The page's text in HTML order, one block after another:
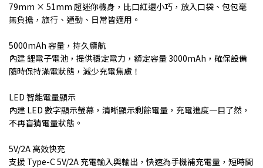
79mm × 51mm 超迷你機身，比口紅還小巧，放入口袋、包包毫
無負擔，旅行、通勤、日常皆適用。
5000mAh 容量，持久續航
內建 鋰電子電池，提供穩定電力，額定容量 3000mAh，確保設備
隨時保持滿電狀態，減少充電焦慮！
LED 智能電量顯示
內建 LED 數字顯示螢幕，清晰顯示剩餘電量，充電進度一目了然，
不再盲猜電量狀態。
5V/2A 高效快充
支援 Type-C 5V/2A 充電輸入與輸出，快速為手機補充電量，短時間